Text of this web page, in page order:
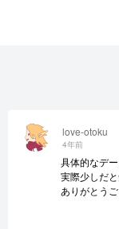
love-otoku
4年前
具体的なデ
実際少しだ
ありがとう